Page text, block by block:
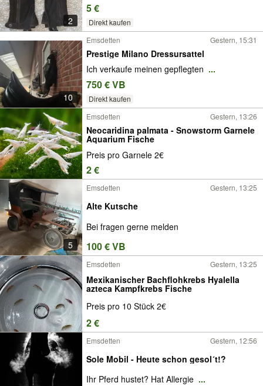
2
5 €
Direkt kaufen
10
Emsdetten Gestern, 15:31
Prestige Milano Dressursattel
Ich verkaufe meinen gepflegten ...
750 € VB
Direkt kaufen
Emsdetten
Gestern, 13:26
Neocaridina palmata - Snowstorm Garnele
Aquarium Fische
Preis pro Garnele 2€
2 €
5
Emsdetten Gestern, 13:25
Alte Kutsche
Bei fragen gerne melden
100 € VB
Emsdetten Gestern, 13:25
Mexikanischer Bachflohkrebs Hyalella
azteca Kampfkrebs Fische
Preis pro 10 Stück 2€
2 €
Emsdetten Gestern, 12:56
Sole Mobil - Heute schon gesol´t!?
Ihr Pferd hustet? Hat Allergie ...